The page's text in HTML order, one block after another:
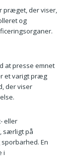
præget, der viser,
og
at presse emnet
et varigt præg
der viser
eller
særligt på
En
i